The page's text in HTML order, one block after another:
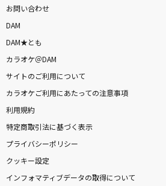
お問い合わせ
DAM
DAM★とも
カラオケ＠DAM
サイトのご利用について
カラオケご利用にあたっての注意事項
利用規約
特定商取引法に基づく表示
プライバシーポリシー
クッキー設定
インフォマティブデータの取得について